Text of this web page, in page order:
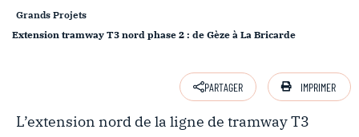
Grands Projets
Extension tramway T3 nord phase 2 : de Gèze à La Bricarde
PARTAGER IMPRIMER
L’extension nord de la ligne de tramway T3